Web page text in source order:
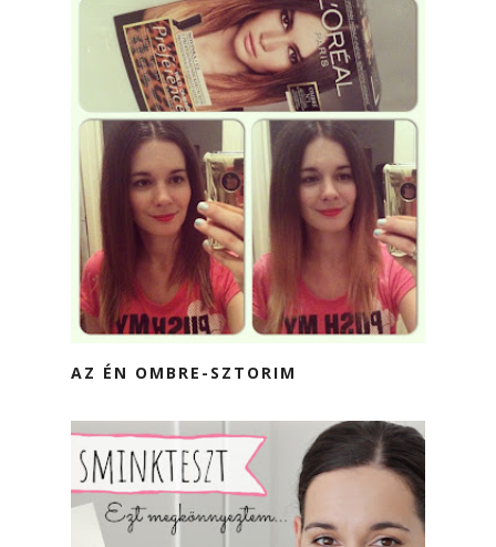
AZ ÉN OMBRE-SZTORIM